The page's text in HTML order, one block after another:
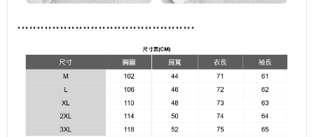
..............................................